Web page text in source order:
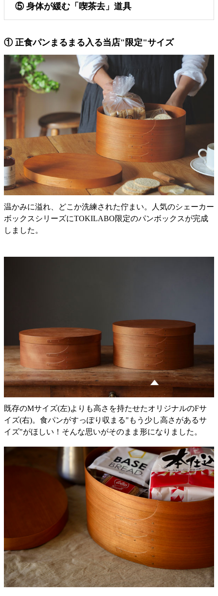
⑤ 身体が緩む「喫茶去」道具
① 正食パンまるまる入る当店"限定"サイズ
温かみに溢れ、どこか洗練された佇まい。人気のシェーカー
ボックスシリーズにTOKILABO限定のパンボックスが完成
しました。
既存のMサイズ(左)よりも高さを持たせたオリジナルのFサ
イズ(右)。食パンがすっぽり収まる"もう少し高さがあるサ
イズ"がほしい！そんな思いがそのまま形になりました。